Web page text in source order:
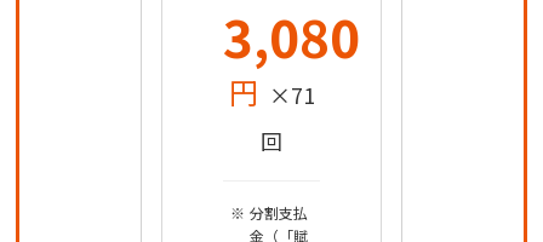
3,080
円 ×71
回
分割支払
金（「賦